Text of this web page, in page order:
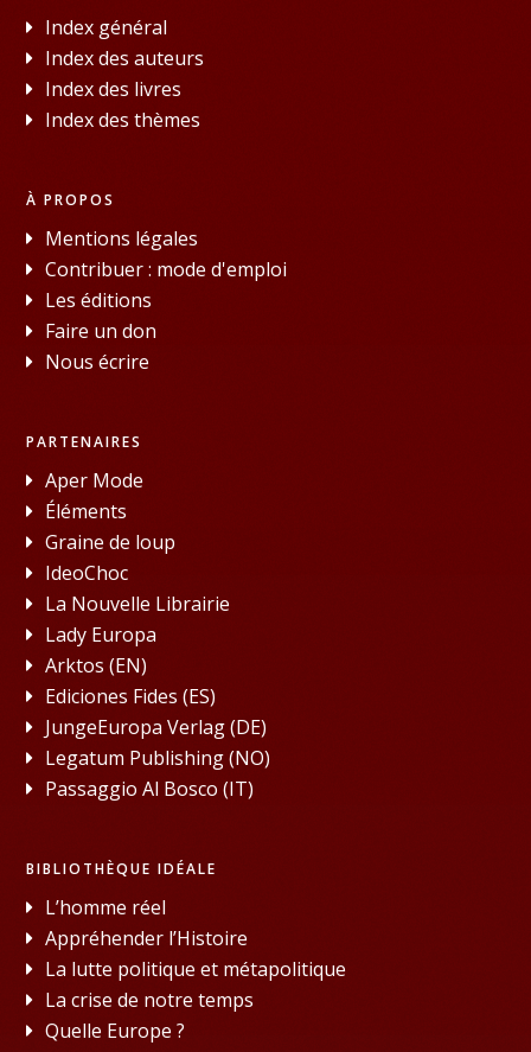
Index général
Index des auteurs
Index des livres
Index des thèmes
À PROPOS
Mentions légales
Contribuer : mode d'emploi
Les éditions
Faire un don
Nous écrire
PARTENAIRES
Aper Mode
Éléments
Graine de loup
IdeoChoc
La Nouvelle Librairie
Lady Europa
Arktos (EN)
Ediciones Fides (ES)
JungeEuropa Verlag (DE)
Legatum Publishing (NO)
Passaggio Al Bosco (IT)
BIBLIOTHÈQUE IDÉALE
L’homme réel
Appréhender l’Histoire
La lutte politique et métapolitique
La crise de notre temps
Quelle Europe ?